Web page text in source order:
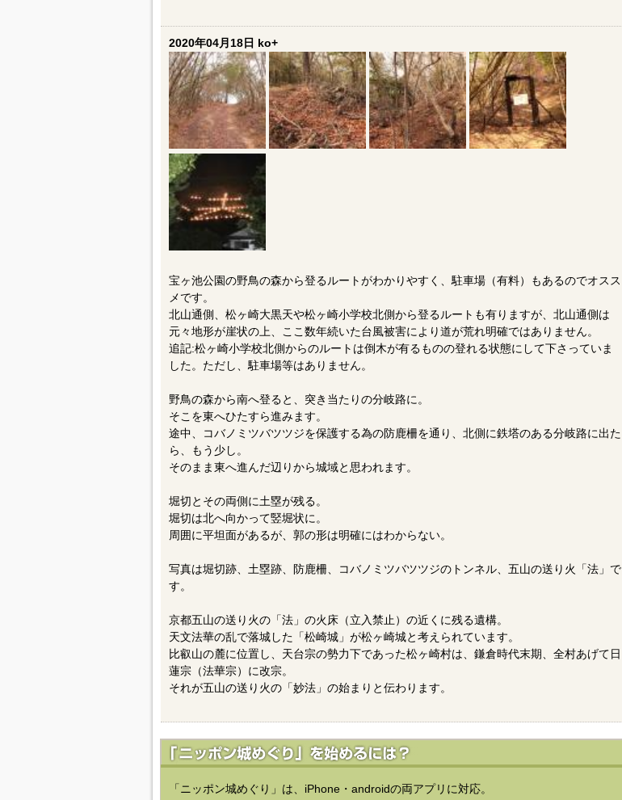
2020年04月18日 ko+
宝ヶ池公園の野鳥の森から登るルートがわかりやすく、駐車場（有料）もあるのでオスス
メです。
北山通側、松ヶ崎大黒天や松ヶ崎小学校北側から登るルートも有りますが、北山通側は
元々地形が崖状の上、ここ数年続いた台風被害により道が荒れ明確ではありません。
追記:松ヶ崎小学校北側からのルートは倒木が有るものの登れる状態にして下さっていま
した。ただし、駐車場等はありません。
野鳥の森から南へ登ると、突き当たりの分岐路に。
そこを東へひたすら進みます。
途中、コバノミツバツツジを保護する為の防鹿柵を通り、北側に鉄塔のある分岐路に出た
ら、もう少し。
そのまま東へ進んだ辺りから城域と思われます。
堀切とその両側に土塁が残る。
堀切は北へ向かって竪堀状に。
周囲に平坦面があるが、郭の形は明確にはわからない。
写真は堀切跡、土塁跡、防鹿柵、コバノミツバツツジのトンネル、五山の送り火「法」で
す。
京都五山の送り火の「法」の火床（立入禁止）の近くに残る遺構。
天文法華の乱で落城した「松崎城」が松ヶ崎城と考えられています。
比叡山の麓に位置し、天台宗の勢力下であった松ヶ崎村は、鎌倉時代末期、全村あげて日
蓮宗（法華宗）に改宗。
それが五山の送り火の「妙法」の始まりと伝わります。
「ニッポン城めぐり」は、iPhone・androidの両アプリに対応。